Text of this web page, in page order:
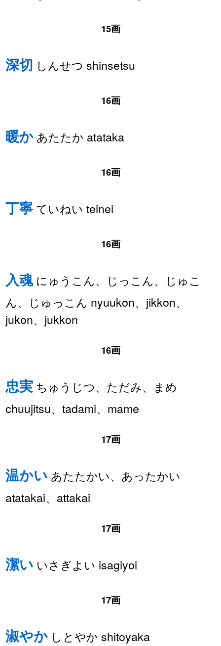
15画
深切 しんせつ shinsetsu
16画
暖か あたたか atataka
16画
丁寧 ていねい teinei
16画
入魂にゅうこん、じっこん、じゅこ
ん、じゅっこん nyuukon、jikkon、
jukon、jukkon
16画
忠実 ちゅうじつ、ただみ、まめ
chuujitsu、tadami、mame
17画
温かい あたたかい、あったかい
atatakai、attakai
17画
潔い いさぎよい isagiyoi
17画
淑やか しとやか shitoyaka